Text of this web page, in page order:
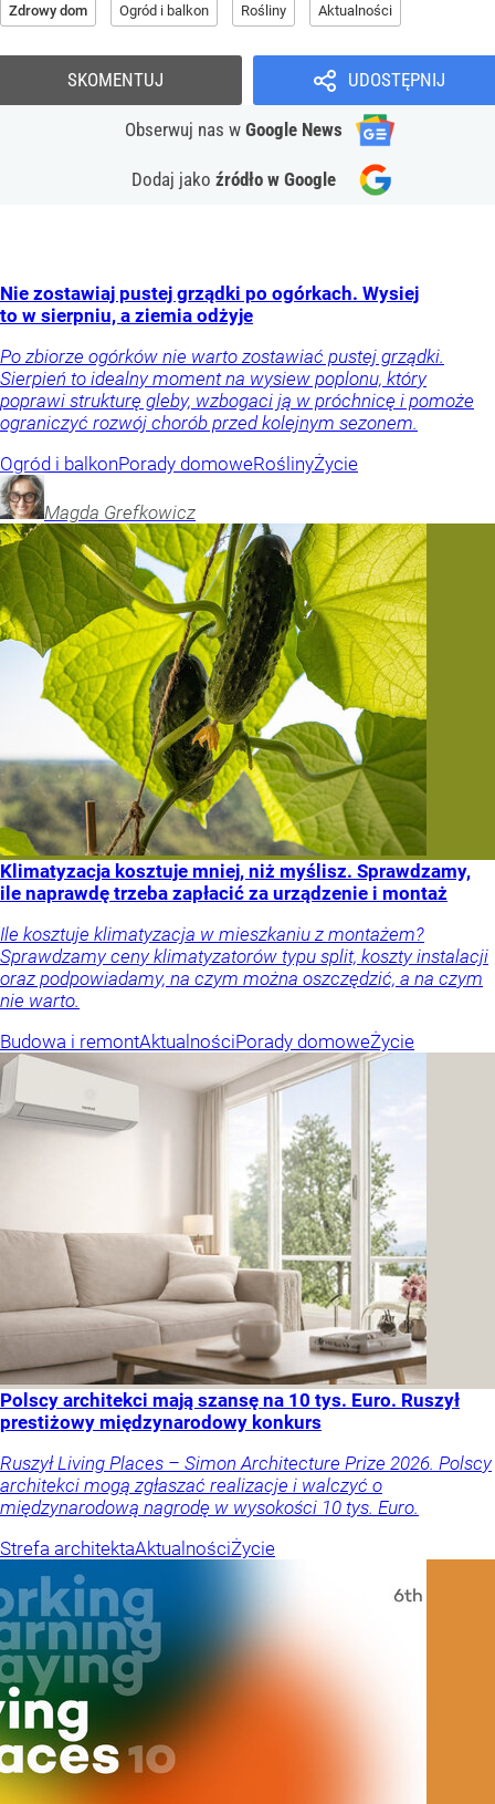
Zdrowy dom Ogród i balkon Rośliny Aktualności
UDOSTĘPNIJ
Obserwuj nas w Google News
Dodaj jako źródło w Google
SKOMENTUJ
Nie zostawiaj pustej grządki po ogórkach. Wysiej
to w sierpniu, a ziemia odżyje
Po zbiorze ogórków nie warto zostawiać pustej grządki.
Sierpień to idealny moment na wysiew poplonu, który
poprawi strukturę gleby, wzbogaci ją w próchnicę i pomoże
ograniczyć rozwój chorób przed kolejnym sezonem.
Ogród i balkonPorady domoweRoślinyŻycie
Magda Grefkowicz
Klimatyzacja kosztuje mniej, niż myślisz. Sprawdzamy,
ile naprawdę trzeba zapłacić za urządzenie i montaż
Ile kosztuje klimatyzacja w mieszkaniu z montażem?
Sprawdzamy ceny klimatyzatorów typu split, koszty instalacji
oraz podpowiadamy, na czym można oszczędzić, a na czym
nie warto.
Budowa i remontAktualnościPorady domoweŻycie
Polscy architekci mają szansę na 10 tys. Euro. Ruszył
prestiżowy międzynarodowy konkurs
Ruszył Living Places – Simon Architecture Prize 2026. Polscy
architekci mogą zgłaszać realizacje i walczyć o
międzynarodową nagrodę w wysokości 10 tys. Euro.
Strefa architektaAktualnościŻycie